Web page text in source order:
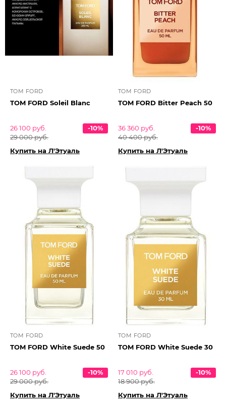
TOM FORD
TOM FORD Soleil Blanс
26 100 руб.
29 000 руб.
-10%
Купить на Л'Этуаль
TOM FORD
TOM FORD Bitter Peach 50
36 360 руб.
40 400 руб.
-10%
Купить на Л'Этуаль
TOM FORD
TOM FORD White Suede 50
26 100 руб.
29 000 руб.
-10%
Купить на Л'Этуаль
TOM FORD
TOM FORD White Suede 30
17 010 руб.
18 900 руб.
-10%
Купить на Л'Этуаль